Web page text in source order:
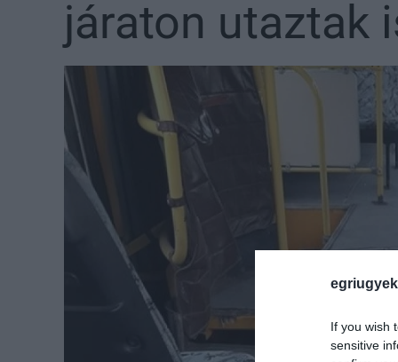
If you wish
sensitive
járaton utaztak